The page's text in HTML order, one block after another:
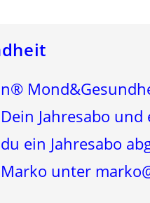
Dein Jahresabo
ein Jahresabo
unter